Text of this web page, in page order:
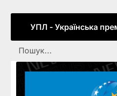
УПЛ - Українська